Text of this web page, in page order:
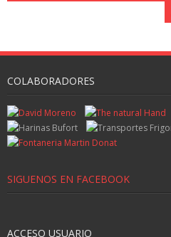
COLABORADORES
SIGUENOS EN FACEBOOK
ACCESO USUARIO